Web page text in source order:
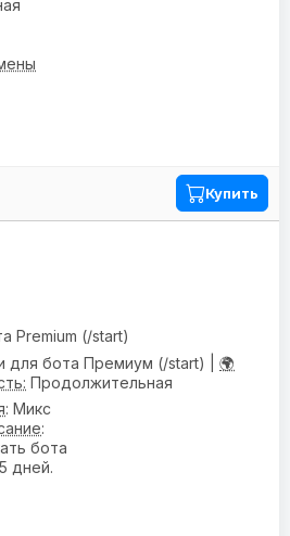
Купить
Premium (/start)
для бота Премиум (/start) | 🌍
Продолжительная
: Микс
:
бота
дней.